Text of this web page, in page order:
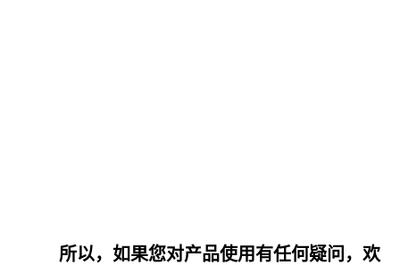
所以，如果您对产品使用有任何疑问，欢